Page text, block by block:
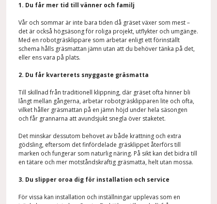
1. Du får mer tid till vänner och familj
Vår och sommar är inte bara tiden då gräset växer som mest –
det är också högsäsong för roliga projekt, utflykter och umgänge.
Med en robotgräsklippare som arbetar enligt ett förinställt
schema hålls gräsmattan jämn utan att du behöver tänka på det,
eller ens vara på plats.
2. Du får kvarterets snyggaste gräsmatta
Till skillnad från traditionell klippning, där gräset ofta hinner bli
långt mellan gångerna, arbetar robotgräsklipparen lite och ofta,
vilket håller gräsmattan på en jämn höjd under hela säsongen
och får grannarna att avundsjukt snegla över staketet.
Det minskar dessutom behovet av både krattning och extra
gödsling, eftersom det finfördelade gräsklippet återförs till
marken och fungerar som naturlig näring. På sikt kan det bidra till
en tätare och mer motståndskraftig gräsmatta, helt utan mossa.
3. Du slipper oroa dig för installation och service
För vissa kan installation och inställningar upplevas som en